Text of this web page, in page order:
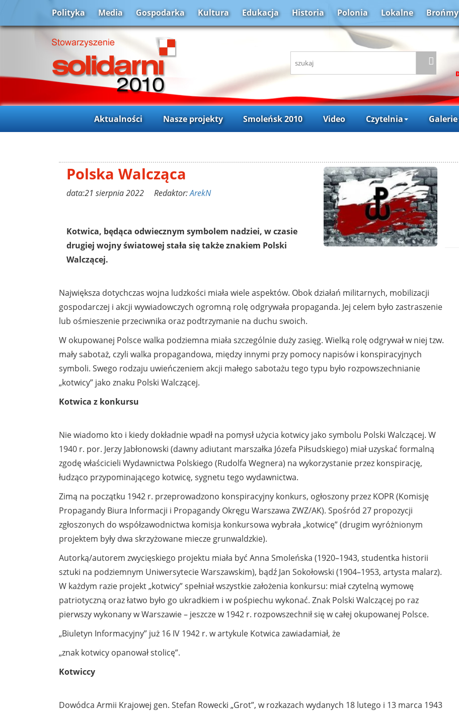
Polityka Media Gospodarka Kultura Edukacja Historia Polonia Lokalne
Aktualności Nasze projekty Smoleńsk 2010 Video Czytelnia Galerie
Polska Walcząca
data:21 sierpnia 2022 Redaktor:ArekN
Kotwica, będąca odwiecznym symbolem nadziei, w czasie
drugiej wojny światowej stała się także znakiem Polski
Walczącej.
Największa dotychczas wojna ludzkości miała wiele aspektów. Obok działań militarnych, mobilizacji
gospodarczej i akcji wywiadowczych ogromną rolę odgrywała propaganda. Jej celem było zastraszenie
lub ośmieszenie przeciwnika oraz podtrzymanie na duchu swoich.
W okupowanej Polsce walka podziemna miała szczególnie duży zasięg. Wielką rolę odgrywał w niej tzw.
mały sabotaż, czyli walka propagandowa, między innymi przy pomocy napisów i konspiracyjnych
symboli. Swego rodzaju uwieńczeniem akcji małego sabotażu tego typu było rozpowszechnianie
„kotwicy” jako znaku Polski Walczącej.
Kotwica z konkursu
Nie wiadomo kto i kiedy dokładnie wpadł na pomysł użycia kotwicy jako symbolu Polski Walczącej. W
1940 r. por. Jerzy Jabłonowski (dawny adiutant marszałka Józefa Piłsudskiego) miał uzyskać formalną
zgodę właścicieli Wydawnictwa Polskiego (Rudolfa Wegnera) na wykorzystanie przez konspirację,
łudząco przypominającego kotwicę, sygnetu tego wydawnictwa.
Zimą na początku 1942 r. przeprowadzono konspiracyjny konkurs, ogłoszony przez KOPR (Komisję
Propagandy Biura Informacji i Propagandy Okręgu Warszawa ZWZ/AK). Spośród 27 propozycji
zgłoszonych do współzawodnictwa komisja konkursowa wybrała „kotwicę” (drugim wyróżnionym
projektem były dwa skrzyżowane miecze grunwaldzkie).
Autorką/autorem zwycięskiego projektu miała być Anna Smoleńska (1920–1943, studentka historii
sztuki na podziemnym Uniwersytecie Warszawskim), bądź Jan Sokołowski (1904–1953, artysta malarz).
W każdym razie projekt „kotwicy” spełniał wszystkie założenia konkursu: miał czytelną wymowę
patriotyczną oraz łatwo było go ukradkiem i w pośpiechu wykonać. Znak Polski Walczącej po raz
pierwszy wykonany w Warszawie – jeszcze w 1942 r. rozpowszechnił się w całej okupowanej Polsce.
„Biuletyn Informacyjny” już 16 IV 1942 r. w artykule Kotwica zawiadamiał, że
„znak kotwicy opanował stolicę”.
Kotwiccy
Dowódca Armii Krajowej gen. Stefan Rowecki „Grot”, w rozkazach wydanych 18 lutego i 13 marca 1943